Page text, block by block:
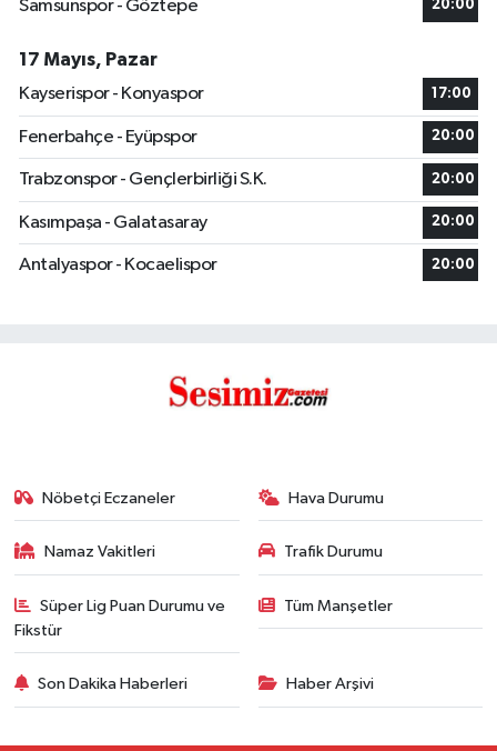
Samsunspor - Göztepe 20:00
17 Mayıs, Pazar
Kayserispor - Konyaspor
17:00
Fenerbahçe - Eyüpspor 20:00
Trabzonspor - Gençlerbirliği S.K. 20:00
Kasımpaşa - Galatasaray 20:00
Antalyaspor - Kocaelispor 20:00
Nöbetçi Eczaneler Hava Durumu
Namaz Vakitleri Trafik Durumu
Süper Lig Puan Durumu ve
Fikstür
Tüm Manşetler
Son Dakika Haberleri Haber Arşivi